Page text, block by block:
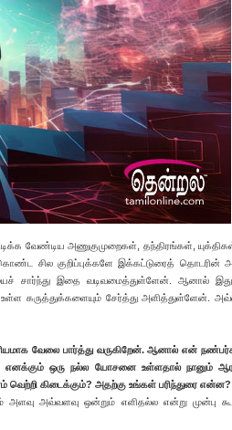
வேண்டிய அணுகுமுறைகள், தந்திரங்கள்,
சில குறிப்புக்களே இக்கட்டுரைத் தொடரின்
சார்ந்து இதை வடிவமைத்துள்ளேன். ஆனால்
கருத்துக்களையும் சேர்த்து அளித்துள்ளேன்.
வேலை பார்த்து வருகிறேன். ஆனால் என்
எனக்கும் ஒரு நல்ல யோசனை உள்ளதால் நானும்
வெற்றி கிடைக்கும்? அதற்கு உங்கள் பரிந்துரை என்ன?
அளவு அவ்வளவு ஒன்றும் எளிதல்ல என்று முன்பு